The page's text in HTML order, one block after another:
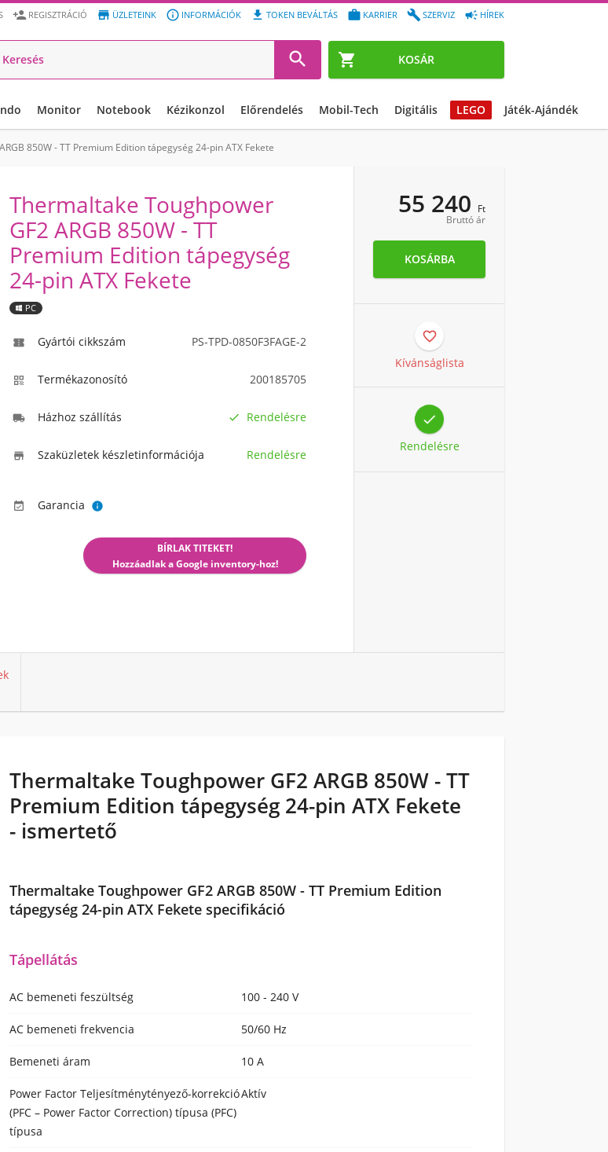
 KOSÁR
 HÍREK
 SZERVIZ
 KARRIER
 TOKEN BEVÁLTÁS
 INFORMÁCIÓK
 ÜZLETEINK
 REGISZTRÁCIÓ

Monitor Notebook Kézikonzol Előrendelés Mobil-Tech Digitális LEGO Játék-Ajándék
850W - TT Premium Edition tápegység 24-pin ATX Fekete
Thermaltake Toughpower
GF2 ARGB 850W - TT
Premium Edition tápegység
24-pin ATX Fekete
PC
 Gyártói cikkszám PS-TPD-0850F3FAGE-2
 Termékazonosító 200185705
 Házhoz szállítás Rendelésre

 Szaküzletek készletinformációja Rendelésre
 Garancia 
BÍRLAK TITEKET!
Hozzáadlak a Google inventory-hoz!
55 240 Ft
Bruttó ár
KOSÁRBA

Kívánságlista

Rendelésre
Thermaltake Toughpower GF2 ARGB 850W - TT
Premium Edition tápegység 24-pin ATX Fekete
- ismertető
Thermaltake Toughpower GF2 ARGB 850W - TT Premium Edition
tápegység 24-pin ATX Fekete specifikáció
Tápellátás
AC bemeneti feszültség 100 - 240 V
AC bemeneti frekvencia 50/60 Hz
Bemeneti áram 10 A
Power Factor Teljesítménytényező-korrekció
(PFC – Power Factor Correction) típusa (PFC)
típusa
Aktív